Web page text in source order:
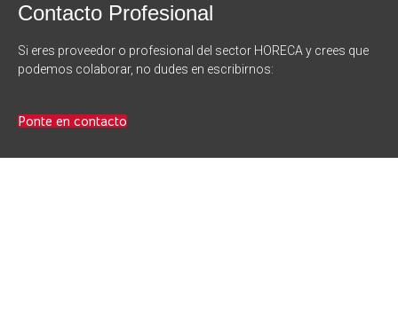
Contacto Profesional
Si eres proveedor o profesional del sector HORECA y crees que
podemos colaborar, no dudes en escribirnos:
Ponte en contacto